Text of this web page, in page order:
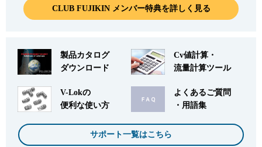
CLUB FUJIKIN メンバー特典を詳しく見る
製品カタログ
ダウンロード
Cv値計算・
流量計算ツール
V-Lokの
便利な使い方
よくあるご質問
・用語集
サポート一覧はこちら